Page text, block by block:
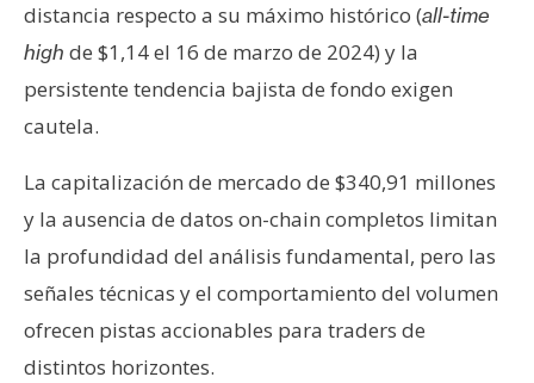
P
u
b
l
c
a
d
distancia respecto a su máximo histórico (all-time
high de $1,14 el 16 de marzo de 2024) y la
persistente tendencia bajista de fondo exigen
cautela.
La capitalización de mercado de $340,91 millones
y la ausencia de datos on-chain completos limitan
la profundidad del análisis fundamental, pero las
señales técnicas y el comportamiento del volumen
ofrecen pistas accionables para traders de
distintos horizontes.